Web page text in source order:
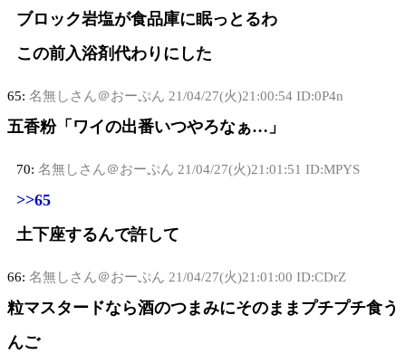
ブロック岩塩が食品庫に眠っとるわ
この前入浴剤代わりにした
65: 名無しさん＠おーぷん 21/04/27(火)21:00:54 ID:0P4n
五香粉「ワイの出番いつやろなぁ…」
70: 名無しさん＠おーぷん 21/04/27(火)21:01:51 ID:MPYS
>>65
土下座するんで許して
66: 名無しさん＠おーぷん 21/04/27(火)21:01:00 ID:CDrZ
粒マスタードなら酒のつまみにそのままプチプチ食う
んご